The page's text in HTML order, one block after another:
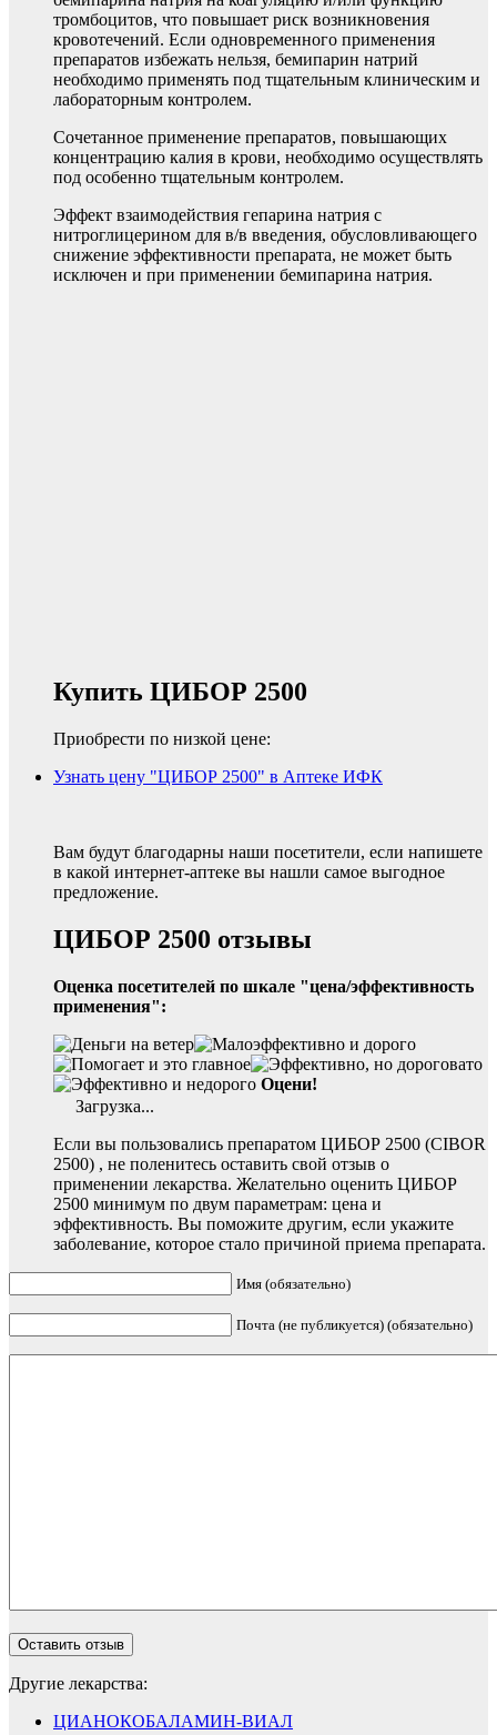
тромбоцитов, что повышает риск возникновения
кровотечений. Если одновременного применения
препаратов избежать нельзя, бемипарин натрий
необходимо применять под тщательным клиническим и
лабораторным контролем.
Сочетанное применение препаратов, повышающих
концентрацию калия в крови, необходимо осуществлять
под особенно тщательным контролем.
Эффект взаимодействия гепарина натрия с
нитроглицерином для в/в введения, обусловливающего
снижение эффективности препарата, не может быть
исключен и при применении бемипарина натрия.
Купить ЦИБОР 2500
Приобрести по низкой цене:
Узнать цену "ЦИБОР 2500" в Аптеке ИФК
Вам будут благодарны наши посетители, если напишете
в какой интернет-аптеке вы нашли самое выгодное
предложение.
ЦИБОР 2500 отзывы
Оценка посетителей по шкале "цена/эффективность
применения":
Оцени!
Загрузка...
Если вы пользовались препаратом ЦИБОР 2500 (CIBOR
2500) , не поленитесь оставить свой отзыв о
применении лекарства. Желательно оценить ЦИБОР
2500 минимум по двум параметрам: цена и
эффективность. Вы поможите другим, если укажите
заболевание, которое стало причиной приема препарата.
Имя (обязательно)
Почта (не публикуется) (обязательно)
Другие лекарства:
ЦИАНОКОБАЛАМИН-ВИАЛ